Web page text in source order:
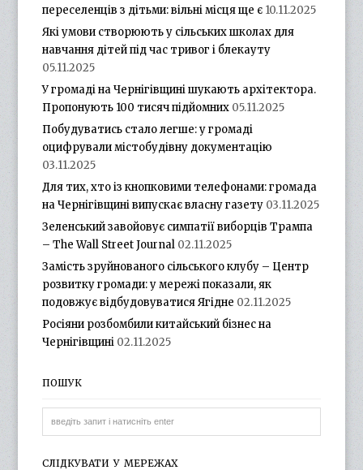
переселенців з дітьми: вільні місця ще є 10.11.2025
Які умови створюють у сільських школах для
навчання дітей під час тривог і блекауту
05.11.2025
У громаді на Чернігівщині шукають архітектора.
Пропонують 100 тисяч підйомних 05.11.2025
Побудуватись стало легше: у громаді
оцифрували містобудівну документацію
03.11.2025
Для тих, хто із кнопковими телефонами: громада
на Чернігівщині випускає власну газету 03.11.2025
Зеленський завойовує симпатії виборців Трампа
– The Wall Street Journal 02.11.2025
Замість зруйнованого сільського клубу – Центр
розвитку громади: у мережі показали, як
подовжує відбудовуватися Ягідне 02.11.2025
Росіяни розбомбили китайський бізнес на
Чернігівщині 02.11.2025
ПОШУК
СЛІДКУВАТИ У МЕРЕЖАХ